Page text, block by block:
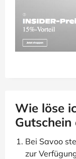
Wie löse
Gutschein
Bei Savoo
zur